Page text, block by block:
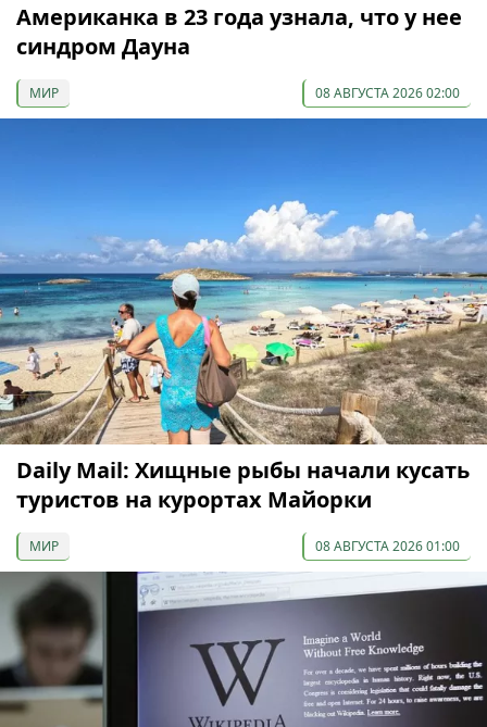
Американка в 23 года узнала, что у нее
синдром Дауна
МИР 08 АВГУСТА 2026 02:00
Daily Mail: Хищные рыбы начали кусать
туристов на курортах Майорки
МИР 08 АВГУСТА 2026 01:00